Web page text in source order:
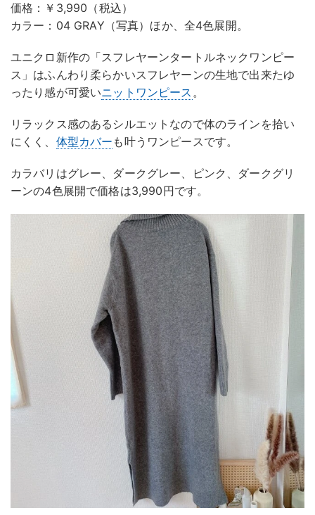
価格：￥3,990（税込）
カラー：04 GRAY（写真）ほか、全4色展開。
ユニクロ新作の「スフレヤーンタートルネックワンピー
ス」はふんわり柔らかいスフレヤーンの生地で出来たゆ
ったり感が可愛いニットワンピース 。
リラックス感のあるシルエットなので体のラインを拾い
にくく、 体型カバー も叶うワンピースです。
カラバリはグレー、ダークグレー、ピンク、ダークグリ
ーンの4色展開で価格は3,990円です。